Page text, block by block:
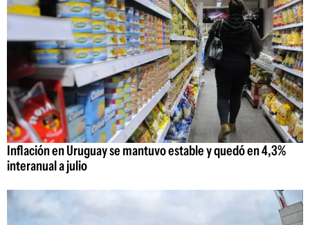
Inflación en Uruguay se mantuvo estable y quedó en 4,3%
interanual a julio